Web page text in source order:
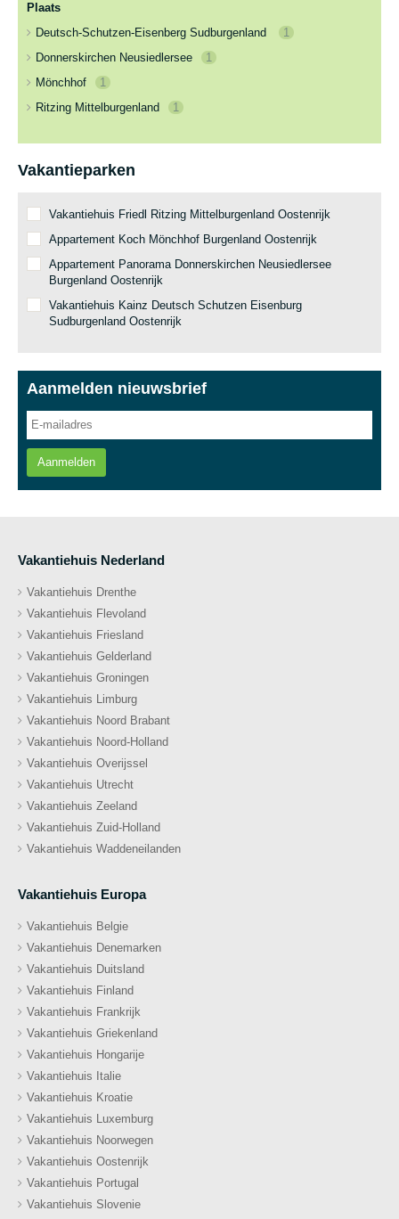
Plaats
Deutsch-Schutzen-Eisenberg Sudburgenland
1
Donnerskirchen Neusiedlersee
1
Mönchhof
1
Ritzing Mittelburgenland
1
Vakantieparken
Vakantiehuis Friedl Ritzing Mittelburgenland Oostenrijk
Appartement Koch Mönchhof Burgenland Oostenrijk
Appartement Panorama Donnerskirchen Neusiedlersee
Burgenland Oostenrijk
Vakantiehuis Kainz Deutsch Schutzen Eisenburg
Sudburgenland Oostenrijk
Aanmelden nieuwsbrief
Aanmelden
Vakantiehuis Nederland
Vakantiehuis Drenthe
Vakantiehuis Flevoland
Vakantiehuis Friesland
Vakantiehuis Gelderland
Vakantiehuis Groningen
Vakantiehuis Limburg
Vakantiehuis Noord Brabant
Vakantiehuis Noord-Holland
Vakantiehuis Overijssel
Vakantiehuis Utrecht
Vakantiehuis Zeeland
Vakantiehuis Zuid-Holland
Vakantiehuis Waddeneilanden
Vakantiehuis Europa
Vakantiehuis Belgie
Vakantiehuis Denemarken
Vakantiehuis Duitsland
Vakantiehuis Finland
Vakantiehuis Frankrijk
Vakantiehuis Griekenland
Vakantiehuis Hongarije
Vakantiehuis Italie
Vakantiehuis Kroatie
Vakantiehuis Luxemburg
Vakantiehuis Noorwegen
Vakantiehuis Oostenrijk
Vakantiehuis Portugal
Vakantiehuis Slovenie